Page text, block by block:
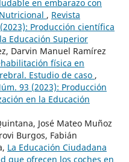
en embarazo con
, Revista
Producción científica
Educación Superior
Darvin Manuel Ramírez
física en
Estudio de caso ,
93 (2023): Producción
en la Educación
José Mateo Muñoz
Burgos, Fabián
La Educación Ciudadana
que ofrecen los coches en